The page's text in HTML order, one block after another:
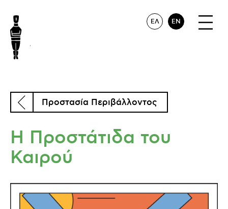
ΕΛ EN
Προστασία Περιβάλλοντος
Η Προστάτιδα του
Καιρού